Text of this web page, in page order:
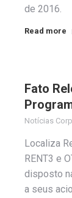
de 2016.
Read more
Fato
Notícias
Localiza
RENT3 e
disposto
a seus